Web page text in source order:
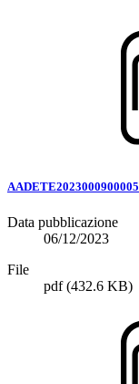
AADETE2023000900005
Data pubblicazione
06/12/2023
File
pdf(432.6 KB)